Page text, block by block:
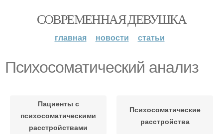
СОВРЕМЕННАЯ ДЕВУШКА
главная новости статьи
Психосоматический анализ
Пациенты с
психосоматическими
расстройствами
Психосоматические
расстройства